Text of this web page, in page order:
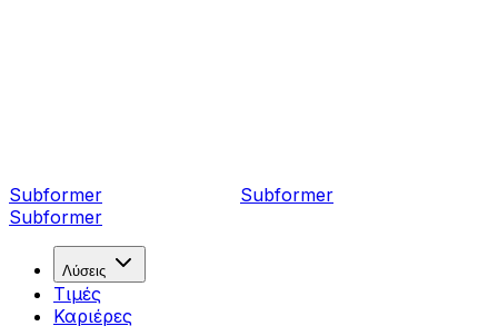
Subformer Subformer
Subformer
Λύσεις
Τιμές
Καριέρες